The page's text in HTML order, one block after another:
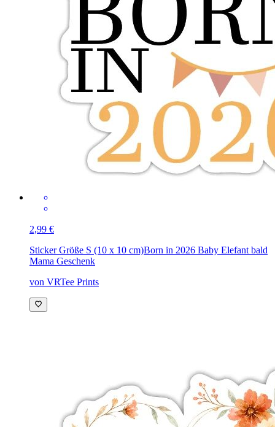
2,99 €
Sticker Größe S (10 x 10 cm)Born in 2026 Baby Elefant bald
Mama Geschenk
von VRTee Prints